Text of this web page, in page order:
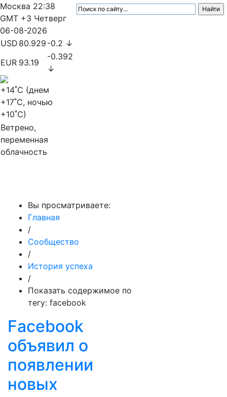
Москва 22:38
GMT +3 Четверг
06-08-2026
USD 80.929 -0.2 ↓
EUR 93.19
-0.392
↓
+14˚C (днем
+17˚C, ночью
+10˚C)
Ветрено,
переменная
облачность
Вы просматриваете:
Главная
/
Сообщество
/
История успеха
/
Показать содержимое по
тегу: facebook
Facebook
объявил о
появлении
новых